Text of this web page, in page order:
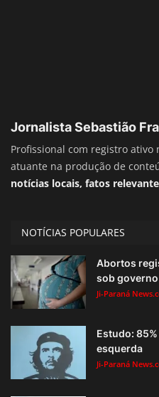
Jornalista Sebastião
Profissional com registro ativo
atuante na produção de
notícias locais, fatos
NOTÍCIAS POPULARES
Abortos
sob
Ji-Paraná
Estudo:
esquerda
Ji-Paraná